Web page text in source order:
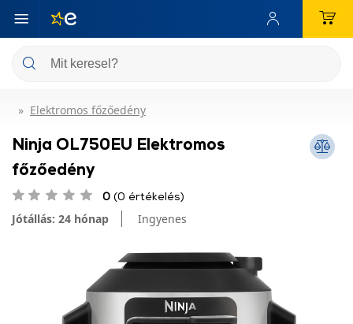
Elektromos főzőedény
Ninja OL750EU Elektromos
főzőedény
0 (0 értékelés)
Jótállás: 24 hónap Ingyenes